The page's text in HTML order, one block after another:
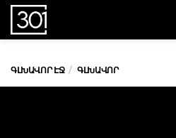
ԳԼԽԱՎՈՐ ԷՋ ԳԼԽԱՎՈՐ